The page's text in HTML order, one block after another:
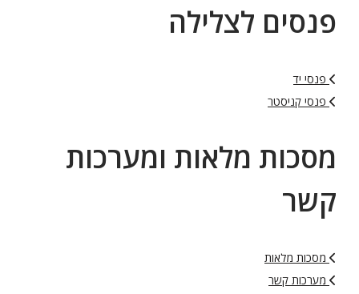
פנסים לצלילה
פנסי יד
פנסי קניסטר
מסכות מלאות ומערכות
קשר
מסכות מלאות
מערכות קשר